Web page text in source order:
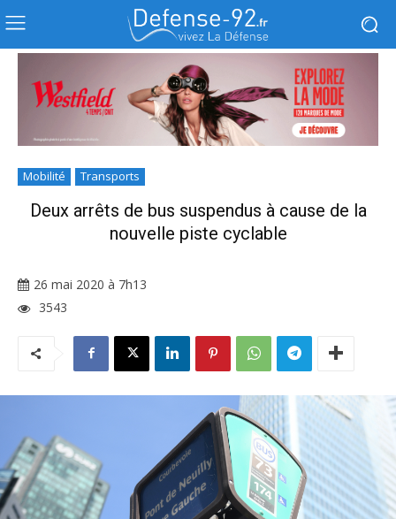
Mobilité Transports
Deux arrêts de bus suspendus à cause de la
nouvelle piste cyclable
26 mai 2020 à 7h13
3543